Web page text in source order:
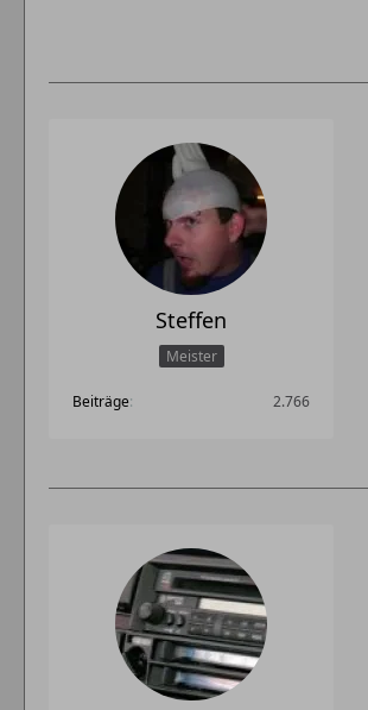
Steffen
Meister
Beiträge 2.766